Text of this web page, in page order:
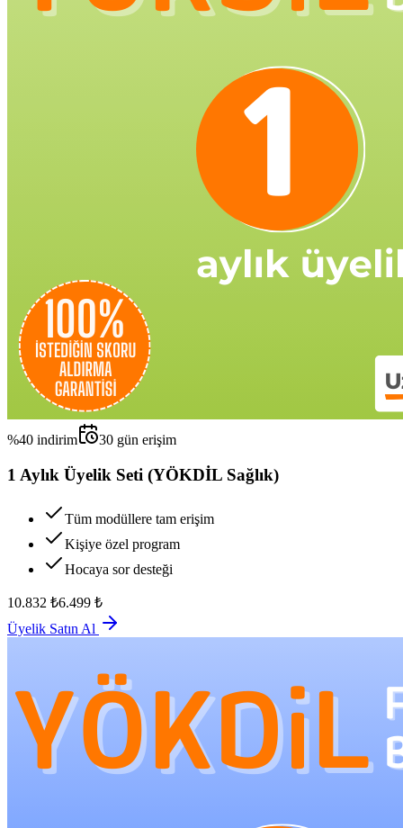
%40 indirim 30 gün erişim
1 Aylık Üyelik Seti (YÖKDİL Sağlık)
Tüm modüllere tam erişim
Kişiye özel program
Hocaya sor desteği
10.832 ₺6.499 ₺
Üyelik Satın Al